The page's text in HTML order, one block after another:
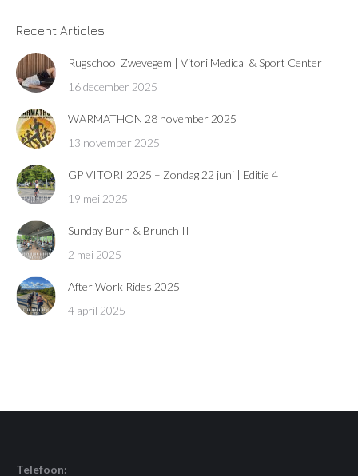
Recent Articles
Rugschool Zwevegem | Vitori Medical & Sport Center
16 december 2025
WARMATHON 28 november 2025
13 november 2025
GP VITORI 2025 – Zondag 22 juni | Editie 4
19 mei 2025
Sunday Burn & Brunch II
2 mei 2025
After Work Rides 2025
4 april 2025
Telefoon: